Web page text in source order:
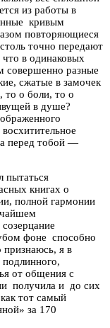
из работы в
кривым
повторяющиеся
точно передают
в одинаковых
совершенно разные
сжатые в замочек
то о боли, то о
в душе?
перед тобой —
пытаться
книгах о
полной гармонии
фоне способно
признаюсь, я в
от общения с
получила и до сих
тот самый
за 170